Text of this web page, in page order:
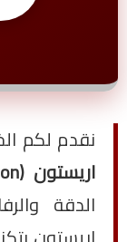
نقدم لكم
اريستون (Ariston)
الدقة